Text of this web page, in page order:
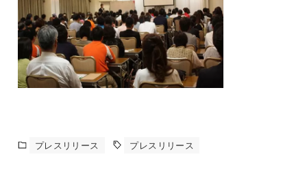
プレスリリース プレスリリース